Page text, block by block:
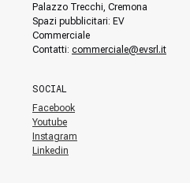
Palazzo Trecchi, Cremona
Spazi pubblicitari: EV
Commerciale
Contatti: commerciale@evsrl.it
SOCIAL
Facebook
Youtube
Instagram
Linkedin